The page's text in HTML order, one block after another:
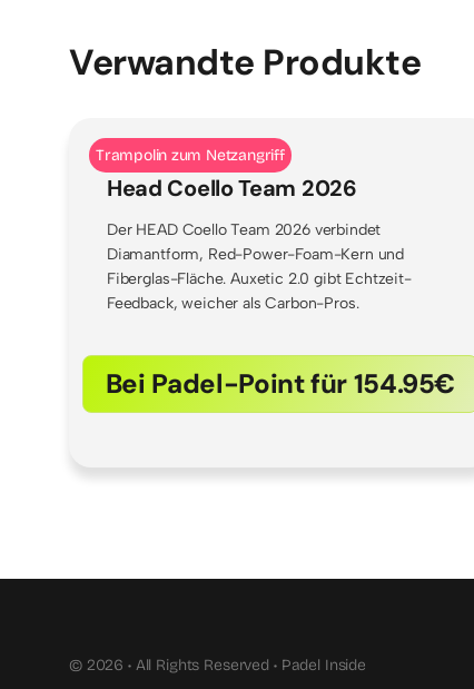
Verwandte Produkte
Trampolin zum Netzangriff
Head Coello Team 2026
Der HEAD Coello Team 2026 verbindet
Diamantform, Red-Power-Foam-Kern und
Fiberglas-Fläche. Auxetic 2.0 gibt Echtzeit-
Feedback, weicher als Carbon-Pros.
Bei Padel-Point für 154.95€
© 2026 • All Rights Reserved • Padel Inside